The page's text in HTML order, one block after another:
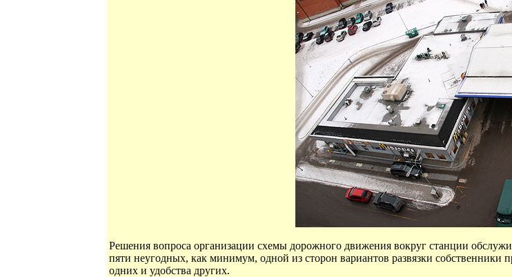
Решения вопроса организации схемы дорожного движения вокруг станции
пяти неугодных, как минимум, одной из сторон вариантов развязки
одних и удобства других.